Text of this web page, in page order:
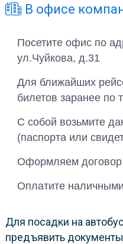
В офисе
Посетите офис по
ул.Чуйкова, д.31
Для ближайших
билетов заранее по
С собой возьмите
(паспорта или
Оформляем договор
Оплатите
Для посадки на
предъявить